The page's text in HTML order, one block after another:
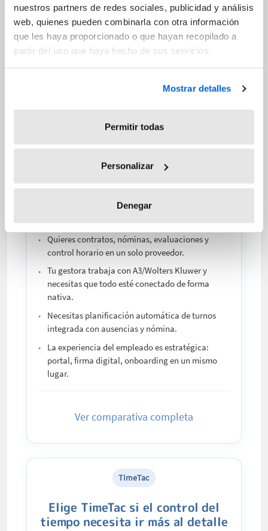
nuestros partners de redes sociales, publicidad y análisis
web, quienes pueden combinarla con otra información
que les haya proporcionado o que hayan recopilado a
partir del uso que haya hecho de sus servicios.
Mostrar detalles
Permitir todas
Personalizar
Denegar
Cuándo elegir cada solución
La señal más clara es reconocerse en el
problema que cada herramienta resuelve.
Factorial
Elige Factorial si gestionas
personas, no solo horas
Factorial tiene sentido cuando la
pregunta es cómo digitalizar y unificar
toda la gestión de tu equipo.
Quieres contratos, nóminas, evaluaciones y
control horario en un solo proveedor.
Tu gestora trabaja con A3/Wolters Kluwer y
necesitas que todo esté conectado de forma
nativa.
Necesitas planificación automática de turnos
integrada con ausencias y nómina.
La experiencia del empleado es estratégica:
portal, firma digital, onboarding en un mismo
lugar.
Ver comparativa completa
TimeTac
Elige TimeTac si el control del
tiempo necesita ir más al detalle